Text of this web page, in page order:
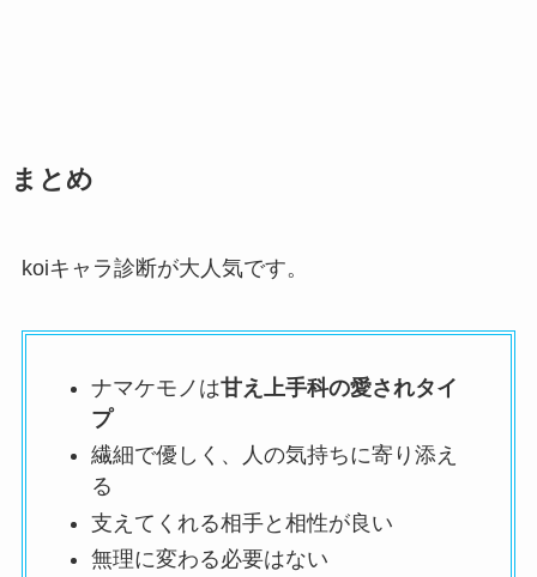
まとめ
koiキャラ診断が大人気です。
ナマケモノは甘え上手科の愛されタイ
プ
繊細で優しく、人の気持ちに寄り添え
る
支えてくれる相手と相性が良い
無理に変わる必要はない